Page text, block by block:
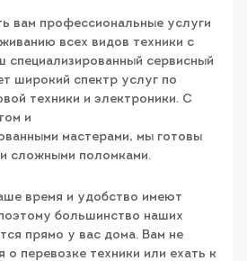
вам профессиональные услуги
всех видов техники с
специализированный сервисный
широкий спектр услуг по
техники и электроники. С
и
мастерами, мы готовы
сложными поломками.
время и удобство имеют
большинство наших
прямо у вас дома. Вам не
о перевозке техники или ехать к